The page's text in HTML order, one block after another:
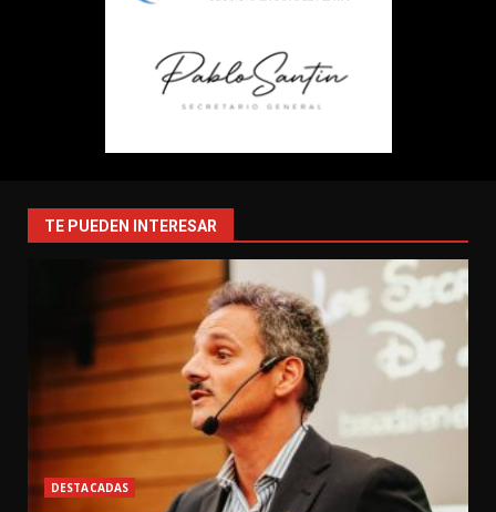
TE PUEDEN INTERESAR
DESTACADAS